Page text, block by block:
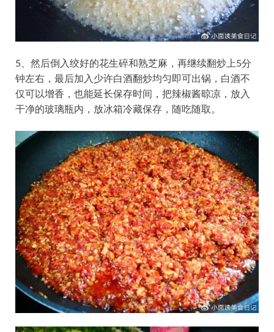
5、然后倒入绞好的花生碎和熟芝麻，再继续翻炒上5分
钟左右，最后加入少许白酒翻炒均匀即可出锅，白酒不
仅可以增香，也能延长保存时间，把辣椒酱晾凉，放入
干净的玻璃瓶内，放冰箱冷藏保存，随吃随取。